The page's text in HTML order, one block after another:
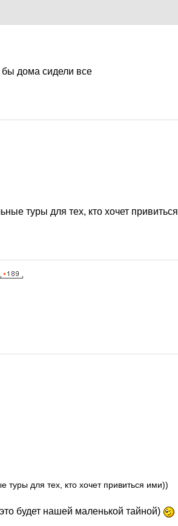
дома сидели все
туры для тех, кто хочет
туры для тех, кто хочет привиться ими))
будет нашей маленькой тайной)